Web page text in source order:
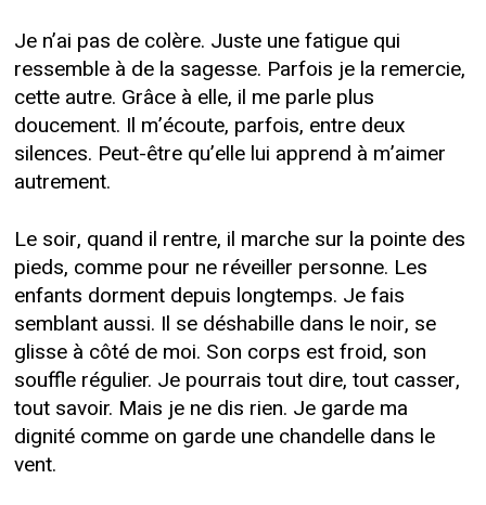
Je n’ai pas de colère. Juste une fatigue qui
ressemble à de la sagesse. Parfois je la remercie,
cette autre. Grâce à elle, il me parle plus
doucement. Il m’écoute, parfois, entre deux
silences. Peut-être qu’elle lui apprend à m’aimer
autrement.
Le soir, quand il rentre, il marche sur la pointe des
pieds, comme pour ne réveiller personne. Les
enfants dorment depuis longtemps. Je fais
semblant aussi. Il se déshabille dans le noir, se
glisse à côté de moi. Son corps est froid, son
souffle régulier. Je pourrais tout dire, tout casser,
tout savoir. Mais je ne dis rien. Je garde ma
dignité comme on garde une chandelle dans le
vent.